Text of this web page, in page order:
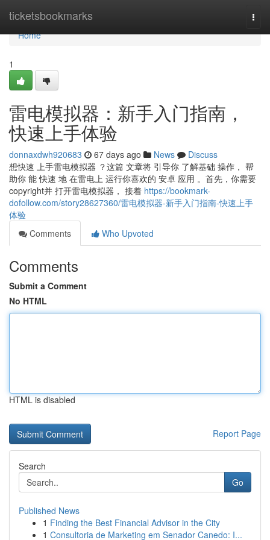
ticketsbookmarks
Home
Home
1
雷电模拟器：新手入门指南，
快速上手体验
donnaxdwh920683 67 days ago News
Discuss
想快速 上手雷电模拟器 ？这篇 文章将 引导你 了解基础 操作， 帮
助你 能 快速 地 在雷电上 运行你喜欢的 安卓 应用 。首先，你需要
copyright并 打开雷电模拟器， 接着 https://bookmark-
dofollow.com/story28627360/雷电模拟器-新手入门指南-快速上手
体验
Comments
Who Upvoted
Comments
Submit a Comment
No HTML
HTML is disabled
Report Page
Search
Go
Published News
1 Finding the Best Financial Advisor in the City
1 Consultoria de Marketing em Senador Canedo: I...